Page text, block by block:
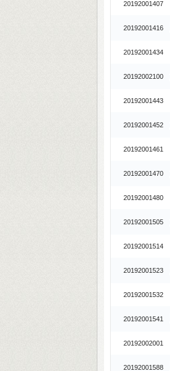
20192001407
20192001416
20192001434
20192002100
20192001443
20192001452
20192001461
20192001470
20192001480
20192001505
20192001514
20192001523
20192001532
20192001541
20192002001
20192001588